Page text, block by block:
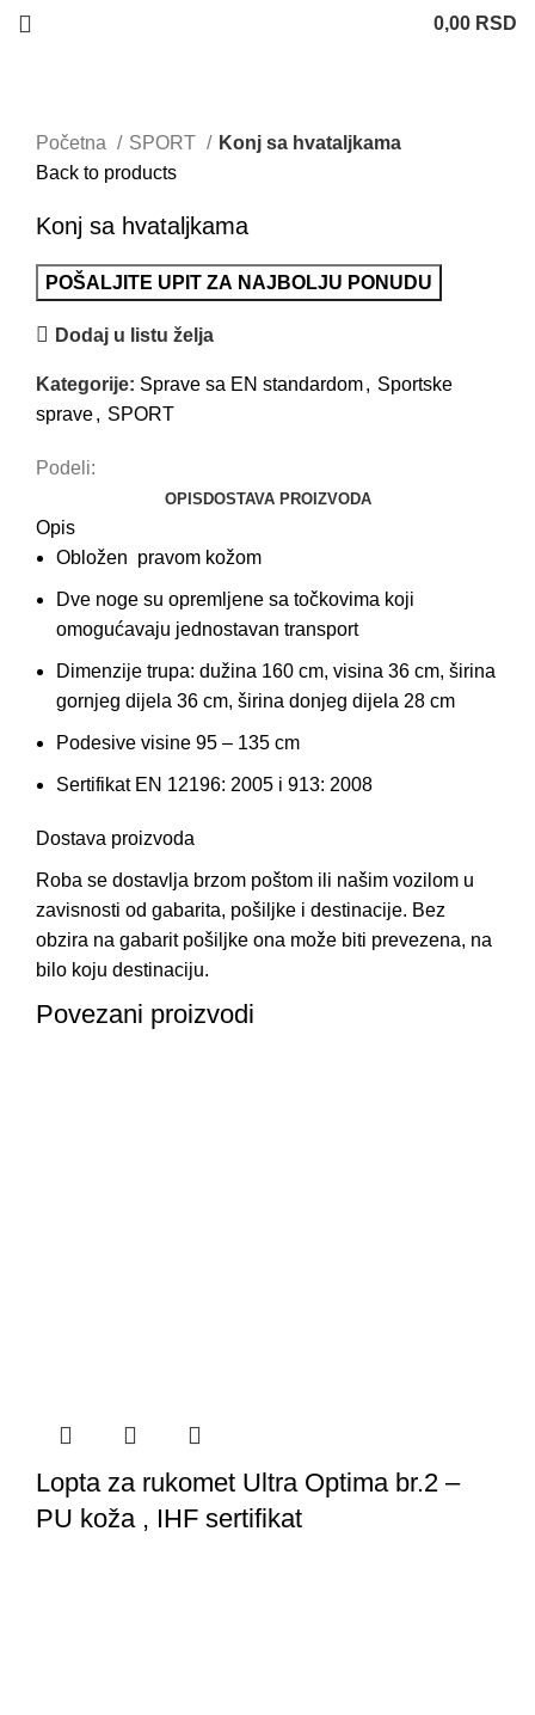
0,00 RSD
Početna
SPORT
Konj sa hvataljkama
Back to products
Konj sa hvataljkama
POŠALJITE UPIT ZA NAJBOLJU PONUDU
Dodaj u listu želja
Kategorije: Sprave sa EN standardom, Sportske
sprave, SPORT
Podeli:
OPIS DOSTAVA PROIZVODA
Opis
Obložen pravom kožom
Dve noge su opremljene sa točkovima koji
omogućavaju jednostavan transport
Dimenzije trupa: dužina 160 cm, visina 36 cm, širina
gornjeg dijela 36 cm, širina donjeg dijela 28 cm
Podesive visine 95 – 135 cm
Sertifikat EN 12196: 2005 i 913: 2008
Dostava proizvoda
Roba se dostavlja brzom poštom ili našim vozilom u
zavisnosti od gabarita, pošiljke i destinacije. Bez
obzira na gabarit pošiljke ona može biti prevezena, na
bilo koju destinaciju.
Povezani proizvodi
Lopta za rukomet Ultra Optima br.2 –
PU koža , IHF sertifikat